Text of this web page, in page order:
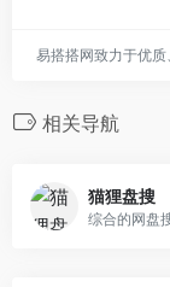
易搭搭网致力于优质
相关导航
猫狸盘搜
综合的网盘